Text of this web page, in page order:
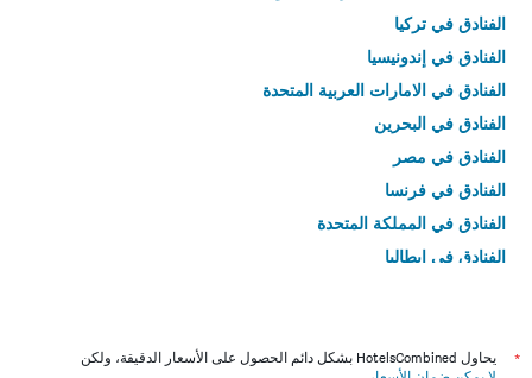
الفنادق في تركيا
الفنادق في إندونيسيا
الفنادق في الامارات العربية المتحدة
الفنادق في البحرين
الفنادق في مصر
الفنادق في فرنسا
الفنادق في المملكة المتحدة
الفنادق في إيطاليا
*
يحاول HotelsCombined بشكل دائم الحصول على الأسعار الدقيقة، ولكن